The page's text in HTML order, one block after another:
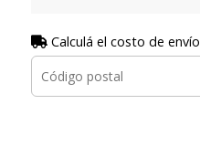
Calculá el costo de envío